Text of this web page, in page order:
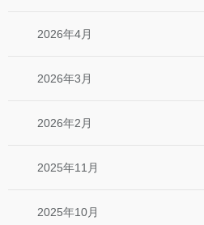
2026年4月
2026年3月
2026年2月
2025年11月
2025年10月